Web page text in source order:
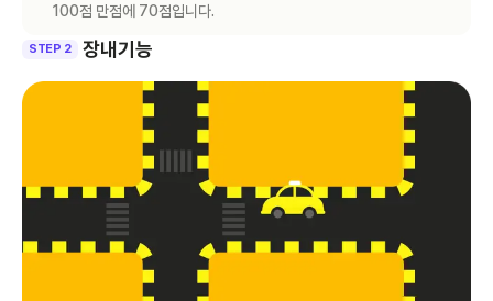
100점 만점에 70점입니다.
STEP 2 장내기능